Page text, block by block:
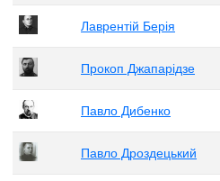
Лаврентій Берія
Прокоп Джапарідзе
Павло Дибенко
Павло Дроздецький